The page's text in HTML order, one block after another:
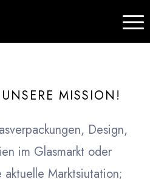
MISSION!
Design,
im Glasmarkt oder
Marktsiutation;